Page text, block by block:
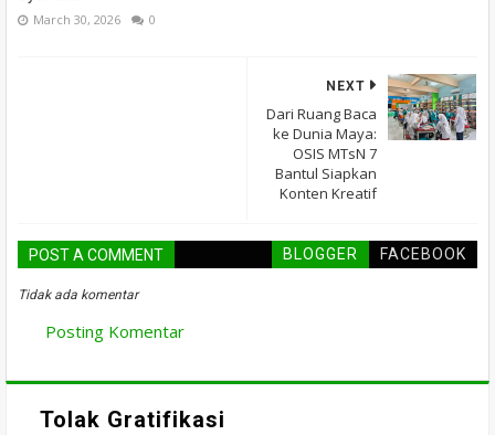
March 30, 2026 0
NEXT
Dari Ruang Baca
ke Dunia Maya:
OSIS MTsN 7
Bantul Siapkan
Konten Kreatif
POST A COMMENT BLOGGER FACEBOOK
Tidak ada komentar
Posting Komentar
Tolak Gratifikasi